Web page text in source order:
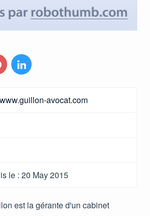
avocat.com
le : 20 May 2015
est la gérante d'un cabinet